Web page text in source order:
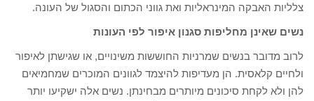
צלליות האבקה המינראליות ואת גווני הכתום והסגול של העונה.
נשים שאינן מחליפות סגנון איפור לפי העונות
לרוב מדובר בנשים שמרניות החוששות משינויים, או שגישתן לאיפור
ולחיים קלאסית. הן מעדיפות להיצמד לגוונים המוכרים שמחמיאים
להן ולא לקחת סיכונים מיותרים מבחינתן. נשים אלה ישקיעו יותר